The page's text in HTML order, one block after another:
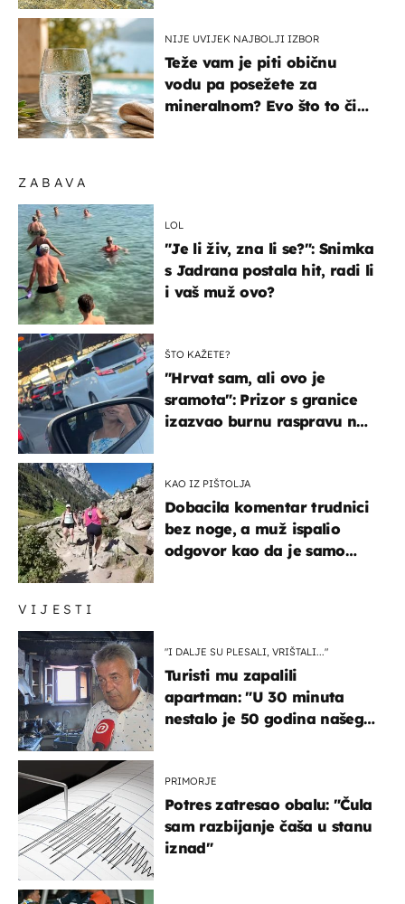
VIJESTI
"I DALJE SU PLESALI, VRIŠTALI..."
Turisti mu zapalili
apartman: "U 30 minuta
nestalo je 50 godina našeg
PRIMORJE
Potres zatresao obalu: "Čula
sam razbijanje čaša u stanu
iznad"
ZABAVA
LOL
"Je li živ, zna li se?": Snimka
s Jadrana postala hit, radi li
i vaš muž ovo?
ŠTO KAŽETE?
"Hrvat sam, ali ovo je
sramota": Prizor s granice
izazvao burnu raspravu na
KAO IZ PIŠTOLJA
Dobacila komentar trudnici
bez noge, a muž ispalio
odgovor kao da je samo
NIJE UVIJEK NAJBOLJI IZBOR
Teže vam je piti običnu
vodu pa posežete za
mineralnom? Evo što to čini